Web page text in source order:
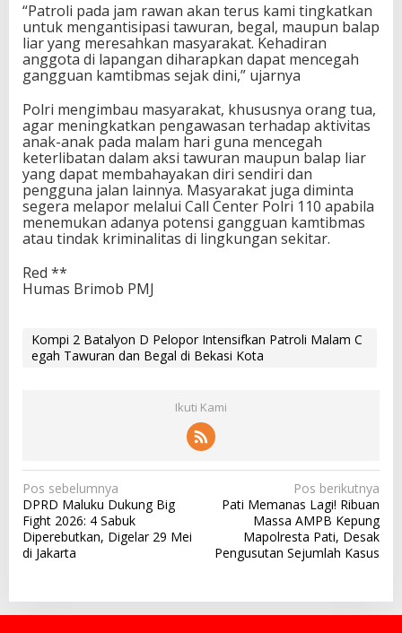
“Patroli pada jam rawan akan terus kami tingkatkan
untuk mengantisipasi tawuran, begal, maupun balap
liar yang meresahkan masyarakat. Kehadiran
anggota di lapangan diharapkan dapat mencegah
gangguan kamtibmas sejak dini,” ujarnya
Polri mengimbau masyarakat, khususnya orang tua,
agar meningkatkan pengawasan terhadap aktivitas
anak-anak pada malam hari guna mencegah
keterlibatan dalam aksi tawuran maupun balap liar
yang dapat membahayakan diri sendiri dan
pengguna jalan lainnya. Masyarakat juga diminta
segera melapor melalui Call Center Polri 110 apabila
menemukan adanya potensi gangguan kamtibmas
atau tindak kriminalitas di lingkungan sekitar.
Red **
Humas Brimob PMJ
Kompi 2 Batalyon D Pelopor Intensifkan Patroli Malam C
egah Tawuran dan Begal di Bekasi Kota
Ikuti Kami
N
a
v
i
a
Pos sebelumnya
DPRD Maluku Dukung Big
Fight 2026: 4 Sabuk
Diperebutkan, Digelar 29 Mei
di Jakarta
Pos berikutnya
Pati Memanas Lagi! Ribuan
Massa AMPB Kepung
Mapolresta Pati, Desak
Pengusutan Sejumlah Kasus